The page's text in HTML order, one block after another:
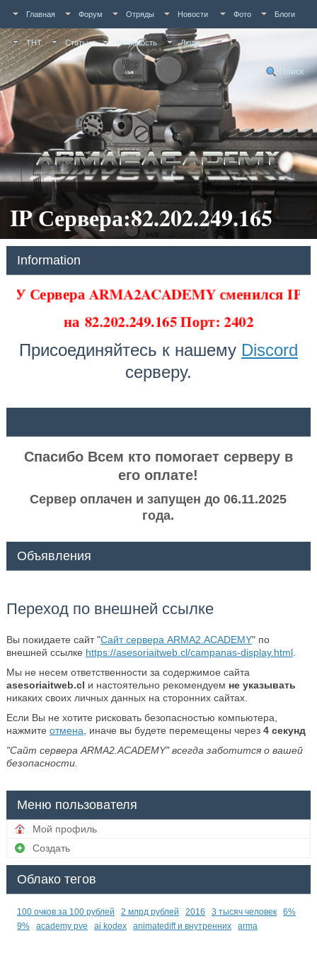
Главная Форум Отряды Новости Фото Блоги
ТНТ Статьи Активность Люди
Поиск
IP Сервера:82.202.249.165
Information
У Сервера ARMA2ACADEMY сменился IP
на 82.202.249.165 Порт: 2402
Присоединяйтесь к нашему Discord
серверу.
Спасибо Всем кто помогает серверу в
его оплате!
Сервер оплачен и запущен до 06.11.2025
года.
Объявления
Переход по внешней ссылке
Вы покидаете сайт "Сайт сервера ARMA2.ACADEMY" по
внешней ссылке https://asesoriaitweb.cl/campanas-display.html.
Мы не несем ответственности за содержимое сайта
asesoriaitweb.cl и настоятельно рекомендуем не указывать
никаких своих личных данных на сторонних сайтах.
Если Вы не хотите рисковать безопасностью компьютера,
нажмите отмена , иначе вы будете перемещены через 4секунд
"Сайт сервера ARMA2.ACADEMY" всегда заботится о вашей
безопасности.
Меню пользователя
Мой профиль
Создать
Облако тегов
100 очков за 100 рублей 2 млрд рублей 2016 3 тысяч человек
6%
9%
academy pve ai kodex animatediff и внутренних arma